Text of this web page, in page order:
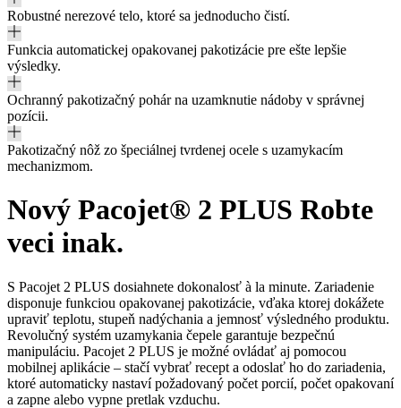
Robustné nerezové telo, ktoré sa jednoducho čistí.
Funkcia automatickej opakovanej pakotizácie pre ešte lepšie
výsledky.
Ochranný pakotizačný pohár na uzamknutie nádoby v správnej
pozícii.
Pakotizačný nôž zo špeciálnej tvrdenej ocele s uzamykacím
mechanizmom.
Nový Pacojet® 2 PLUS Robte
veci inak.
S Pacojet 2 PLUS dosiahnete dokonalosť à la minute. Zariadenie
disponuje funkciou opakovanej pakotizácie, vďaka ktorej dokážete
upraviť teplotu, stupeň nadýchania a jemnosť výsledného produktu.
Revolučný systém uzamykania čepele garantuje bezpečnú
manipuláciu. Pacojet 2 PLUS je možné ovládať aj pomocou
mobilnej aplikácie – stačí vybrať recept a odoslať ho do zariadenia,
ktoré automaticky nastaví požadovaný počet porcií, počet opakovaní
a zapne alebo vypne pretlak vzduchu.